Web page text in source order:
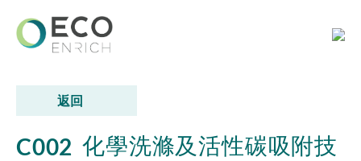
返回
C002 化學洗滌及活性碳吸附技